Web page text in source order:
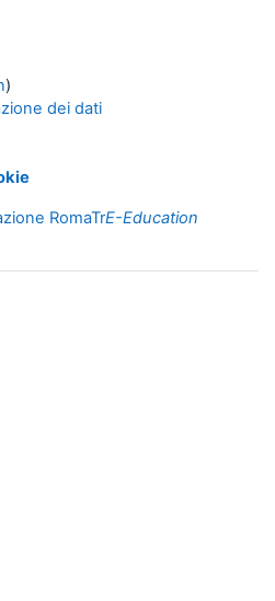
)
dei dati
RomaTrE-Education